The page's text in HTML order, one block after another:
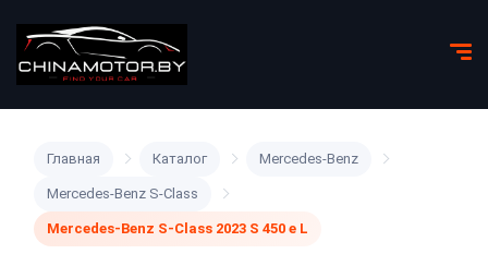
Главная Каталог Mercedes-Benz
Mercedes-Benz S-Class
Mercedes-Benz S-Class 2023 S 450 e L